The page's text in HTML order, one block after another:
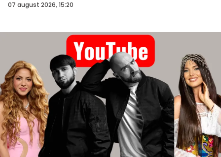
07 august 2026, 15:20